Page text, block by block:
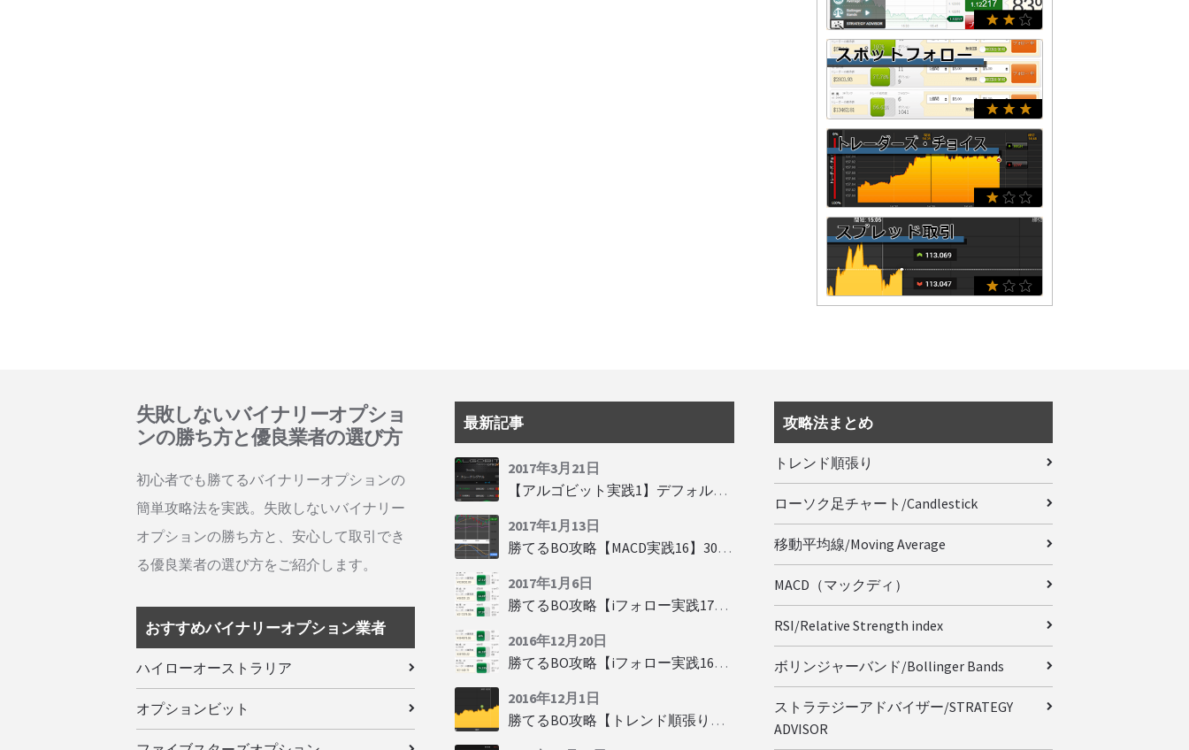
失敗しないバイナリーオプショ
ンの勝ち方と優良業者の選び方
初心者でも勝てるバイナリーオプションの
簡単攻略法を実践。失敗しないバイナリー
オプションの勝ち方と、安心して取引でき
る優良業者の選び方をご紹介します。
おすすめバイナリーオプション業者
ハイローオーストラリア
オプションビット
最新記事
2017年3月21日
【アルゴビット実践1】デフォルト設定で30秒取引
2017年1月13日
勝てるBO攻略【MACD実践16】30秒取引で勝つには
2017年1月6日
勝てるBO攻略【iフォロー実践17】フォロワーの少ない人をフォローする
2016年12月20日
勝てるBO攻略【iフォロー実践16】勝てるトレーダーを見抜く
2016年12月1日
勝てるBO攻略【トレンド順張り実践35】下落からの反発を見極める
攻略法まとめ
トレンド順張り
ローソク足チャート/Candlestick
移動平均線/Moving Average
MACD（マックディ）
RSI/Relative Strength index
ボリンジャーバンド/Bollinger Bands
ストラテジーアドバイザー/STRATEGY
ADVISOR